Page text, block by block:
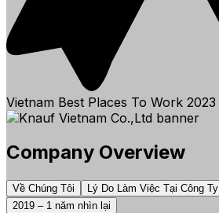
Vietnam Best Places To Work 2023
Company Overview
Về Chúng Tôi Lý Do Làm Việc Tại Công Ty
2019 – 1 năm nhìn lại